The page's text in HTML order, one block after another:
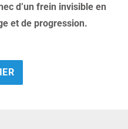
d’un frein invisible en
et de progression.